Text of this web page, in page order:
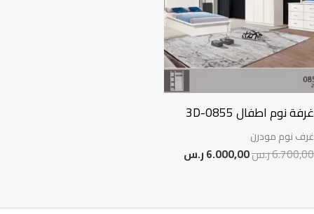
غرفة نوم اطفال 0855-3D
غرف نوم مودرن
6.700,00ر.س6.000,00ر.س